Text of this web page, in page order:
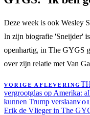
Deze week is ook Wesley
In zijn biografie 'Sneijder'
openhartig, in The GYGS
over zijn relatie met Van
VORIGE AFLEVERING
vergrootglas op Amerika:
kunnen Trump verslaan
Erik de Vlieger in The